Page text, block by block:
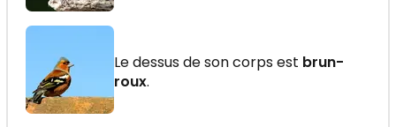
Le dessus de son corps est brun-
roux.